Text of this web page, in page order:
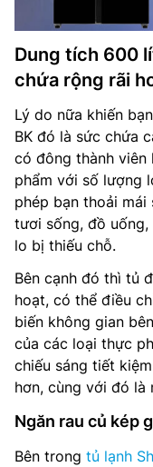
Dung tích 600
chứa rộng rãi
Lý do nữa khiến
BK đó là sức chứa
có đông thành viên
phẩm với số lượng
phép bạn thoải
tươi sống, đồ uống,
lo bị thiếu chỗ.
Bên cạnh đó thì tủ
hoạt, có thể điều
biến không gian
của các loại thực
chiếu sáng tiết
hơn, cùng với đó là
Ngăn rau củ kép
Bên trong tủ lạnh